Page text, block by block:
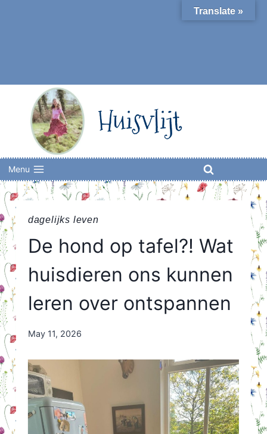
Huisvlijt
Menu
dagelijks leven
De hond op tafel?! Wat
huisdieren ons kunnen
leren over ontspannen
By
Orriëns
May 11, 2026
Translate »